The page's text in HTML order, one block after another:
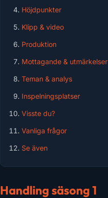
Höjdpunkter
Klipp & video
Produktion
Mottagande & utmärkelser
Teman & analys
Inspelningsplatser
Visste du?
Vanliga frågor
Se även
Handling säsong 1